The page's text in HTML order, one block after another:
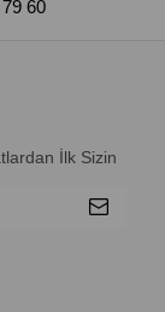
60
İlk Sizin